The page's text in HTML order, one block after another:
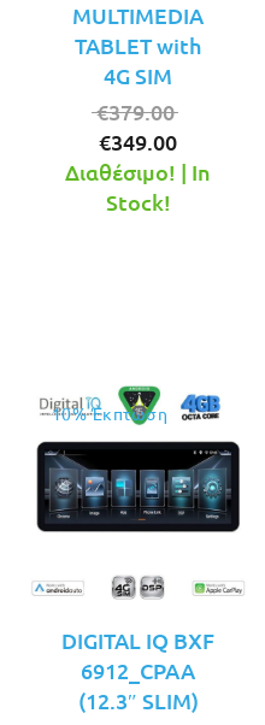
MULTIMEDIA
TABLET with
4G SIM
€379.00
was:
€349.00
τρέχουσα
Διαθέσιμο! | In
Stock!
10% Έκπτωση
DIGITAL IQ BXF
6912_CPAA
(12.3″ SLIM)